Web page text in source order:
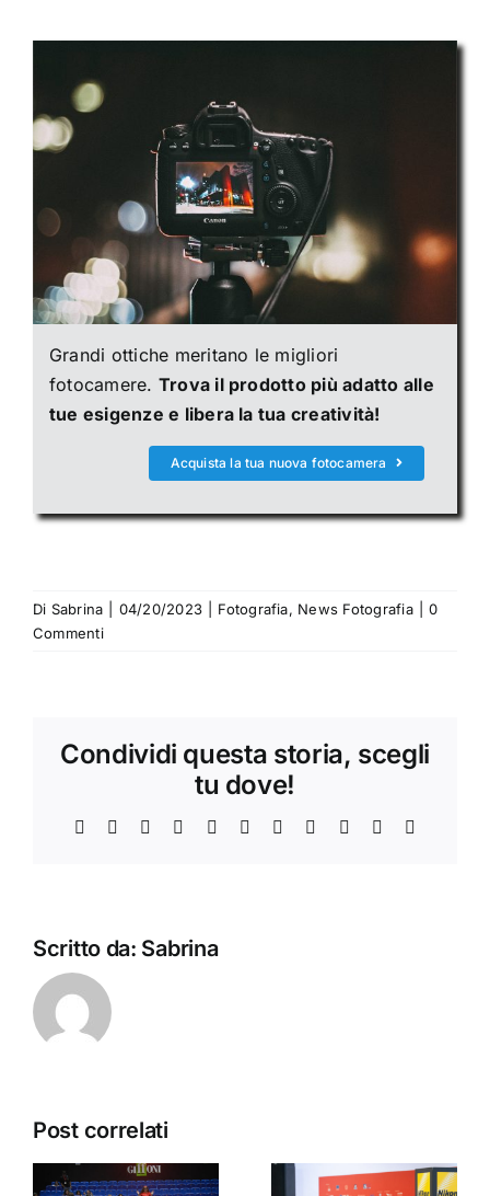
Grandi ottiche meritano le migliori
fotocamere. Trova il prodotto più adatto alle
tue esigenze e libera la tua creatività!
Acquista la tua nuova fotocamera
Di Sabrina 04/20/2023 Fotografia, News Fotografia
0
Commenti
Condividi questa storia, scegli
tu dove!
Facebook BlueskyReddit LinkedInWhatsAppTelegram
TumblrPinterest
Xing
Scritto da: Sabrina
Post correlati
Creator per
Foto Ema e